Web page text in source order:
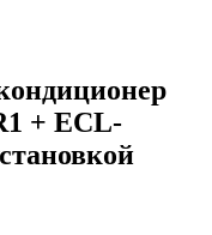
+ ECL-